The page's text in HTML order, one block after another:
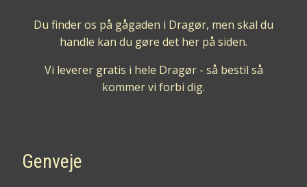
Du finder os på gågaden i Dragør, men skal du
handle kan du gøre det her på siden.
Vi leverer gratis i hele Dragør - så bestil så
kommer vi forbi dig.
Genveje